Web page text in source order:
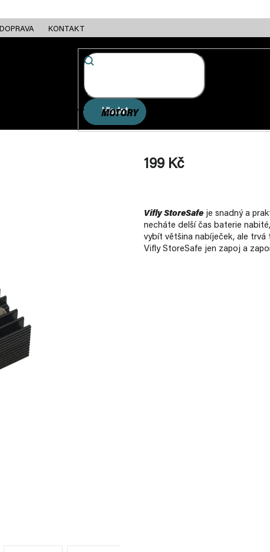
DOPRAVA KONTAKT
Hledat
RÁMY MOTORY
199 Kč
Vifly StoreSafe je snadný a
necháte delší čas baterie
vybít většina nabíječek, ale
Vifly StoreSafe jen zapoj a